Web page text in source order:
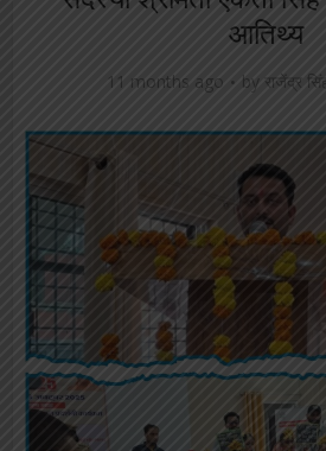
आतिथ्य
11 months ago by राजेंद्र